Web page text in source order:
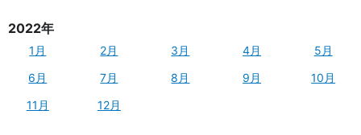
2022年
1月 2月 3月 4月
5月
6月
7月 8月 9月
10月
11月
12月